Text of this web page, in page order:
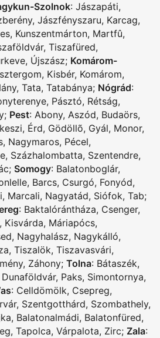
Szolnok: Jászapáti,
, Jászfényszaru, Karcag,
, Kunszentmárton, Martfû,
, Tiszafüred,
, Újszász; Komárom-
, Kisbér, Komárom,
, Tata, Tatabánya; Nógrád:
, Pásztó, Rétság,
; Pest: Abony, Aszód, Budaörs,
, Érd, Gödöllõ, Gyál, Monor,
, Nagymaros, Pécel,
, Százhalombatta, Szentendre,
; Somogy: Balatonboglár,
, Barcs, Csurgó, Fonyód,
, Marcali, Nagyatád, Siófok, Tab;
: Baktalórántháza, Csenger,
, Kisvárda, Máriapócs,
, Nagyhalász, Nagykálló,
, Tiszalök, Tiszavasvári,
, Záhony; Tolna: Bátaszék,
Dunaföldvár, Paks, Simontornya,
: Celldömölk, Csepreg,
, Szentgotthárd, Szombathely,
, Balatonalmádi, Balatonfüred,
, Tapolca, Várpalota, Zirc; Zala: